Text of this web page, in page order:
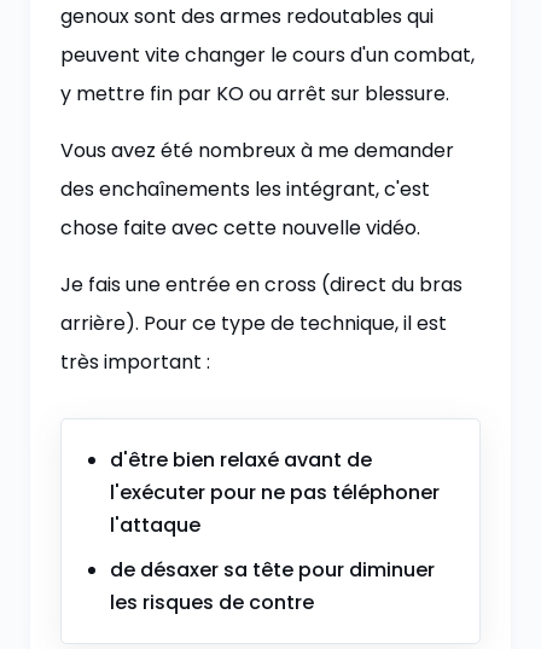
genoux sont des armes redoutables qui
peuvent vite changer le cours d'un combat,
y mettre fin par KO ou arrêt sur blessure.
Vous avez été nombreux à me demander
des enchaînements les intégrant, c'est
chose faite avec cette nouvelle vidéo.
Je fais une entrée en cross (direct du bras
arrière). Pour ce type de technique, il est
très important :
d'être bien relaxé avant de
l'exécuter pour ne pas téléphoner
l'attaque
de désaxer sa tête pour diminuer
les risques de contre